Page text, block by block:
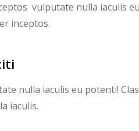
vulputate nulla iaculis
inceptos.
nulla iaculis eu potenti!
iaculis.